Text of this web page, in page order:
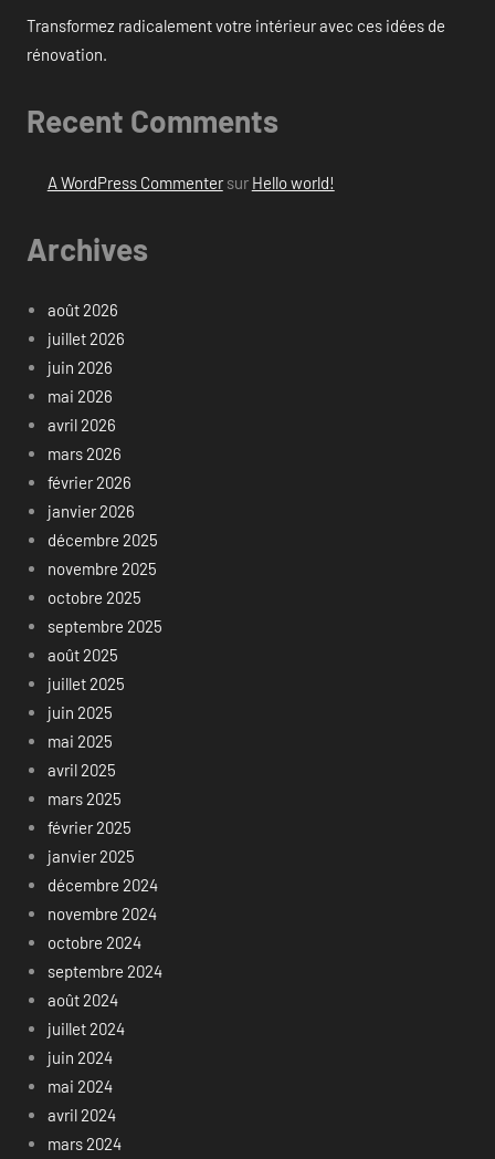
Transformez radicalement votre intérieur avec ces idées de
rénovation.
Recent Comments
A WordPress Commentersur Hello world!
Archives
août 2026
juillet 2026
juin 2026
mai 2026
avril 2026
mars 2026
février 2026
janvier 2026
décembre 2025
novembre 2025
octobre 2025
septembre 2025
août 2025
juillet 2025
juin 2025
mai 2025
avril 2025
mars 2025
février 2025
janvier 2025
décembre 2024
novembre 2024
octobre 2024
septembre 2024
août 2024
juillet 2024
juin 2024
mai 2024
avril 2024
mars 2024